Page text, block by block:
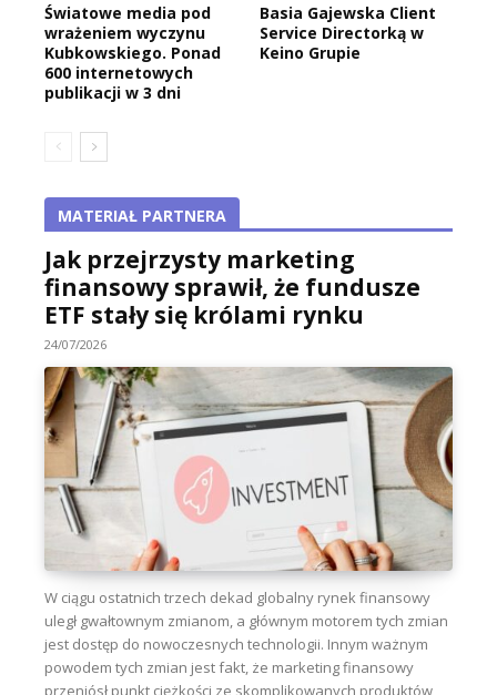
Światowe media pod
wrażeniem wyczynu
Kubkowskiego. Ponad
600 internetowych
publikacji w 3 dni
Basia Gajewska Client
Service Directorką w
Keino Grupie
MATERIAŁ PARTNERA
Jak przejrzysty marketing
finansowy sprawił, że fundusze
ETF stały się królami rynku
24/07/2026
W ciągu ostatnich trzech dekad globalny rynek finansowy
uległ gwałtownym zmianom, a głównym motorem tych zmian
jest dostęp do nowoczesnych technologii. Innym ważnym
powodem tych zmian jest fakt, że marketing finansowy
przeniósł punkt ciężkości ze skomplikowanych produktów